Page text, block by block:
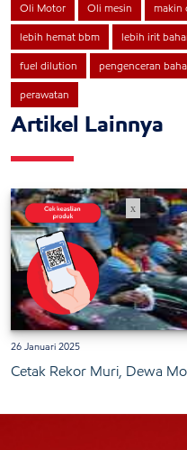
Oli Motor Oli mesin makin
lebih hemat bbm lebih irit
fuel dilution pengenceran
perawatan
Artikel Lainnya
26 Januari 2025
Cetak Rekor Muri, Dewa
x